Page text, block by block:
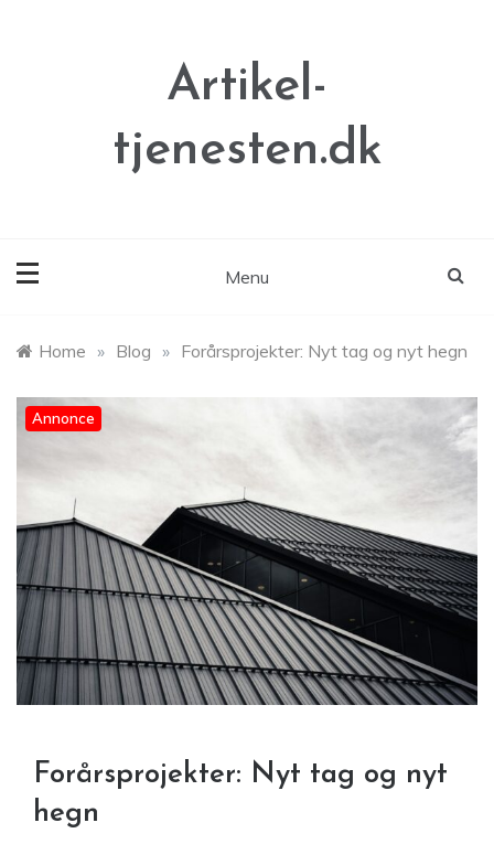
Artikel-
tjenesten.dk
Menu
Home » Blog » Forårsprojekter: Nyt tag og nyt hegn
Annonce
Forårsprojekter: Nyt tag og nyt
hegn